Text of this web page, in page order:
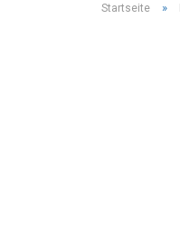
Startseite »